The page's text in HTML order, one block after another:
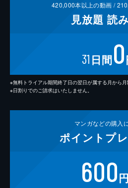
420,000本以上の動画 /210
見放題 読
31 日間0
※無料トライアル期間終了日の翌日が属する月から月
※日割りでのご請求はいたしません。
マンガなどの購入
ポイント プ
600